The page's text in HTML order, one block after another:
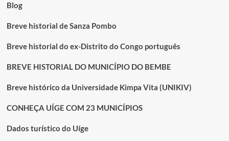
Blog
Breve historial de Sanza Pombo
Breve historial do ex-Distrito do Congo português
BREVE HISTORIAL DO MUNICÍPIO DO BEMBE
Breve histórico da Universidade Kimpa Vita (UNIKIV)
CONHEÇA UÍGE COM 23 MUNICÍPIOS
Dados turístico do Uíge